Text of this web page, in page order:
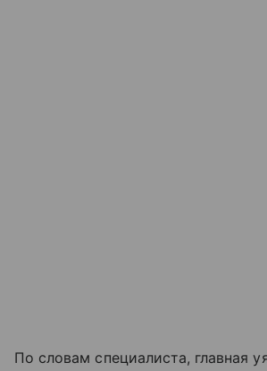
По словам специалиста, главная